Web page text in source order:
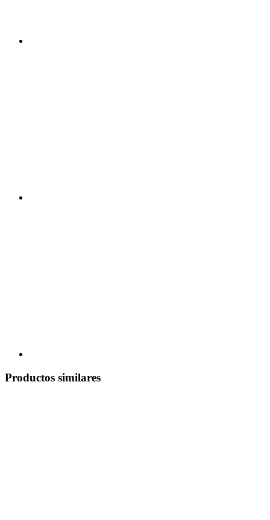
Productos similares